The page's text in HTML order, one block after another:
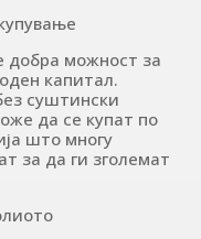
добра можност за
капитал.
суштински
да се купат по
што многу
за да ги зголемат